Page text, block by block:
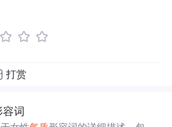
打赏
容词